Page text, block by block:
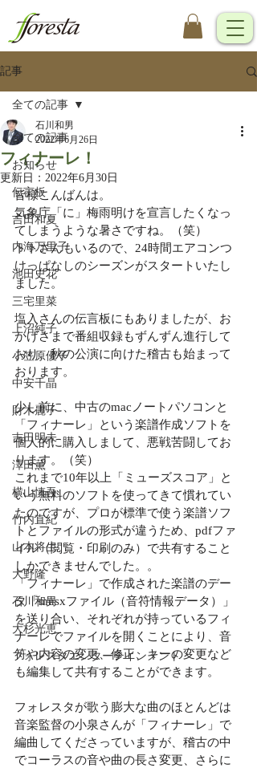
記事
全ての記事
お知らせ
伝言板
吉田和夏
内海万里子
池田史花
三宅里菜
上沼純子
小笠原優子
中安千晶
財木麗子
吉田明未
澤田薫
横山慎吾
竹内直紀
山本将生
大野隆
石川和男
大杉光恵
フォレスタエンターテインメント
全ての記事
フィナーレ！
石川和男
2022年6月26日
更新日： 2022年6月30日
皆様こんばんは。
気象庁「に」梅雨明けを宣言したくなっ
てしまうような暑さですね。（笑）
トトさんもいるので、24時間エアコンつ
けっぱなしのシーズンがスタートいたし
ました。
塩入さんの伝言板にもありましたが、お
かげさまで番組収録もずんずん進行して
おり、秋の公演に向けた稽古も始まって
おります。
少し前に、中古のmacノートパソコンと
「フィナーレ」という楽譜作成ソフトを
個人的に購入しまして、悪戦苦闘してお
ります。（笑）
これまで10年以上「ミューズスコア」と
いう無料のソフトを使ってきて慣れてい
たのですが、プロが標準で使う楽譜ソフ
トとファイルの形式が違うため、pdfファ
イル（閲覧・印刷のみ）で共有すること
しかできませんでした。。
「フィナーレ」で作成された楽譜のデー
タ「musxファイル（音符情報データ）」
を送り合い、それぞれが持っているフィ
ナーレでファイルを開くことにより、音
符や内容の変更、修正、キーの変更など
も編集して共有することができます。
フォレスタが歌う膨大な曲のほとんどは
音楽監督の小泉さんが「フィナーレ」で
編曲してくださっていますが、稽古の中
でコーラスの音や曲の長さ変更、さらに